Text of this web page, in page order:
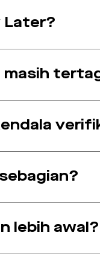
Later?
masih
lebih awal?